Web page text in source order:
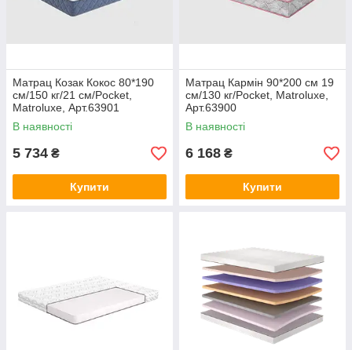
Матрац Козак Кокос 80*190
см/150 кг/21 см/Pocket,
Matroluxe, Арт.63901
В наявності
5 734 ₴
Купити
Матрац Кармін 90*200 см 19
см/130 кг/Pocket, Matroluxe,
Арт.63900
В наявності
6 168 ₴
Купити